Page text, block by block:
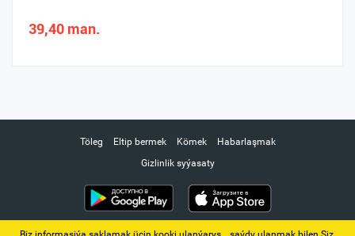
39,40 man.
Töleg Eltip bermek Kömek
Habarlaşmak
Gizlinlik syýasaty